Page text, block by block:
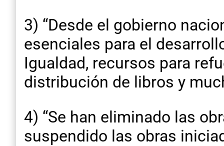
3) “Desde el gobierno
esenciales para el
Igualdad, recursos para
distribución de libros y
4) “Se han eliminado las
suspendido las obras